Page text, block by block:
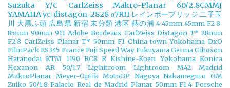
Suzuka
Y/C CarlZeiss Makro-Planar 60/2.8CMMJ
YAMAHAyc_distagon_2828 α7RII レインボーブリッジ 二子玉
川 大黒ふ頭 広島県 新宿 未分類 港区 鞆の浦 4 45mm 45mm F2 8
85mm 90mm 911 Adobe Bordeaux CarlZeiss Distagon T* 28mm
F2.8 CarlZeiss Planar T* 50mm F1 China-town Yokohama DxO
FilmPack ES345 France Fuji Speed Way Fukuyama Germa Giboson
Hatanodai KTM 1190 RC8 R Kishine-Koen Yokohama Konica
Hexanon AR 50/1.7
Lighitroom Lightroom M42
Madrid
MakroPlanar Meyer-Optik MotoGP Nagoya Nakameguro OM
Zuiko 50/1.8 Palacio Real de Madrid Planar 50mm F1.4 Porsche